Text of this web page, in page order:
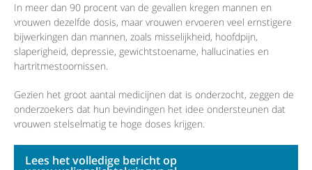
In meer dan 90 procent van de gevallen kregen mannen en
vrouwen dezelfde dosis, maar vrouwen ervoeren veel ernstigere
bijwerkingen dan mannen, zoals misselijkheid, hoofdpijn,
slaperigheid, depressie, gewichtstoename, hallucinaties en
hartritmestoornissen.
Gezien het groot aantal medicijnen dat is onderzocht, zeggen de
onderzoekers dat hun bevindingen het idee ondersteunen dat
vrouwen stelselmatig te hoge doses krijgen.
Lees het volledige bericht op